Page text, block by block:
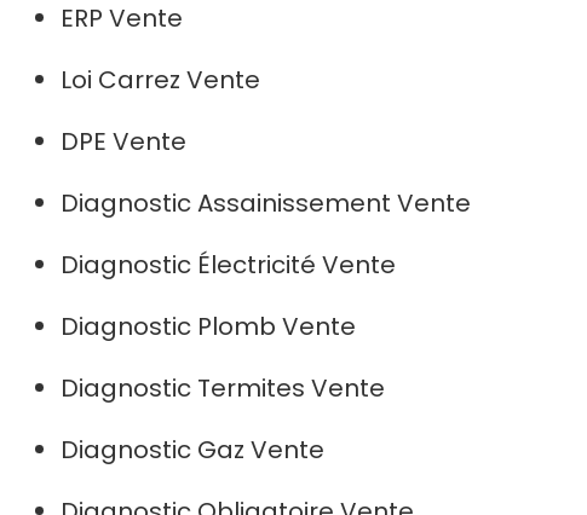
ERP Vente
Loi Carrez Vente
DPE Vente
Diagnostic Assainissement Vente
Diagnostic Électricité Vente
Diagnostic Plomb Vente
Diagnostic Termites Vente
Diagnostic Gaz Vente